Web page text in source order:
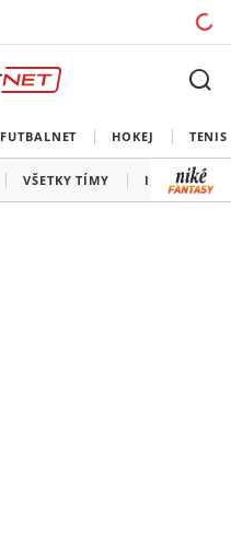
FUTBALNET HOKEJ TENIS
VŠETKY TÍMY INFORMÁCIE